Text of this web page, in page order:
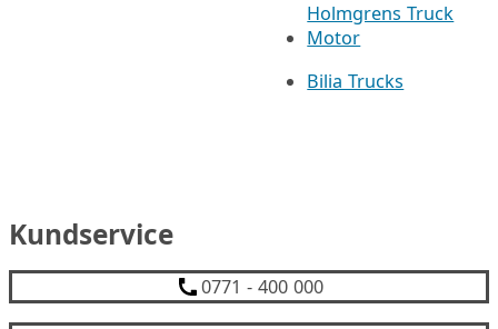
Holmgrens Truck
Motor
Bilia Trucks
Kundservice
0771 - 400 000